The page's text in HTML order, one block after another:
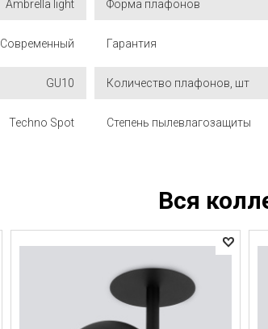
Ambrella light Форма плафонов
Современный Гарантия
GU10 Количество плафонов, шт
Techno Spot Степень пылевлагозащиты
Вся